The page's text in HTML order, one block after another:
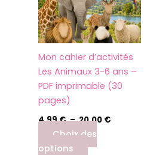
Mon cahier d’activités
Les Animaux 3-6 ans –
PDF imprimable (30
pages)
4,99€–20,00 €
Choix des
options
variations.
Les
options
peuvent
être
choisies
sur
page
du
produit